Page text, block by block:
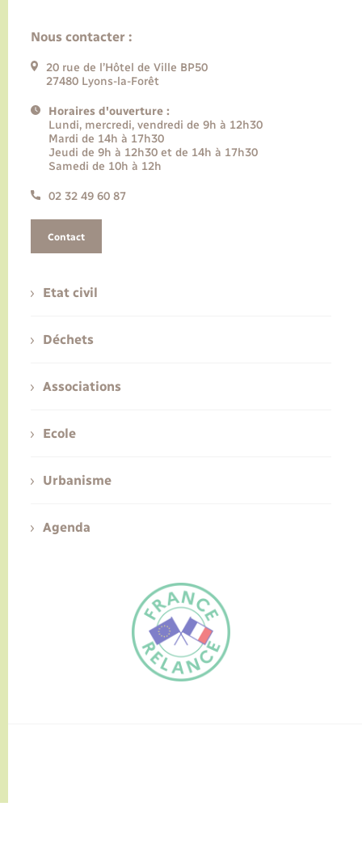
FR
Nous contacter :
20 rue de l’Hôtel de Ville BP50
27480 Lyons-la-Forêt
Horaires d'ouverture :
Lundi, mercredi, vendredi de 9h à 12h30
Mardi de 14h à 17h30
Jeudi de 9h à 12h30 et de 14h à 17h30
Samedi de 10h à 12h
02 32 49 60 87
Contact
Etat civil
Déchets
Associations
Ecole
Urbanisme
Agenda